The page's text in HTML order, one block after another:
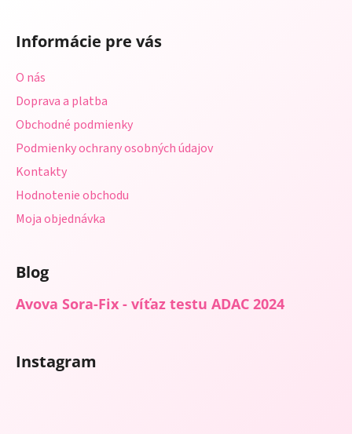
Informácie pre vás
O nás
Doprava a platba
Obchodné podmienky
Podmienky ochrany osobných údajov
Kontakty
Hodnotenie obchodu
Moja objednávka
Blog
Avova Sora-Fix - víťaz testu ADAC 2024
Instagram